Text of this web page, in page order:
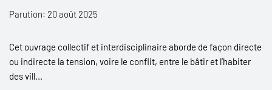
Parution: 20 août 2025
Cet ouvrage collectif et interdisciplinaire aborde de façon directe
ou indirecte la tension, voire le conflit, entre le bâtir et l’habiter
des vill...